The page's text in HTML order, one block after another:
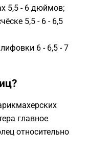
5,5 - 6 дюймов;
5,5 - 6 - 6,5
6 - 6,5 - 7
главное
относительно